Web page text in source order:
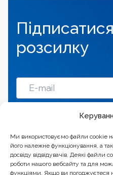
Ми використовуємо файли cookie
його належне функціонування, а
досвіду відвідувачів. Деякі файли
роботи нашого вебсайту та для
функціями. Якщо ви погоджуєтеся
розсилку